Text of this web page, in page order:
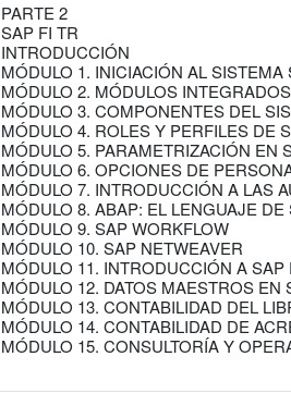
PARTE 2
SAP FI TR
INTRODUCCIÓN
MÓDULO 1. INICIACIÓN AL SISTEMA
MÓDULO 2. MÓDULOS
MÓDULO 3. COMPONENTES DEL
MÓDULO 4. ROLES Y PERFILES DE
MÓDULO 5. PARAMETRIZACIÓN EN
MÓDULO 6. OPCIONES DE
MÓDULO 7. INTRODUCCIÓN A LAS
MÓDULO 8. ABAP: EL LENGUAJE DE
MÓDULO 9. SAP WORKFLOW
MÓDULO 10. SAP NETWEAVER
MÓDULO 11. INTRODUCCIÓN A SAP
MÓDULO 12. DATOS MAESTROS EN
MÓDULO 13. CONTABILIDAD DEL
MÓDULO 14. CONTABILIDAD DE
MÓDULO 15. CONSULTORÍA Y